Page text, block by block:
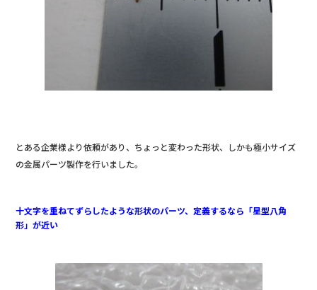
とある企業様より依頼があり、ちょっと変わった形状、しかも極小サイズ
の金属パーツ製作を行いました。
十文字を重ねてずらしたような形状のパーツ、定義するなら「星型八角
形」が近い